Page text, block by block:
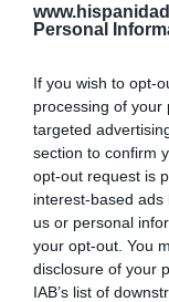
Personal
If you wish to opt-
processing of your
targeted
section to confirm
opt-out request is
interest-based
us or personal
your opt-out. You
disclosure of your
IAB’s list of
los
ESPAÑA
los
Ceuta
José